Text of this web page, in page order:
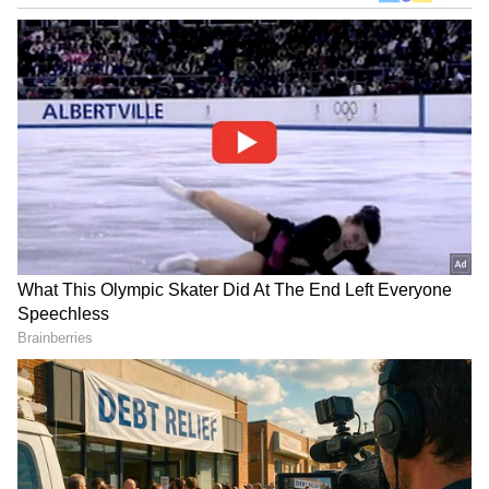
2017-18ರ ಸಾಲಿನಲ್ಲಿ ಪ್ರಧಾನಿ ನರೇಂದ್ರ ಮೋದಿ ಸಂಭಾವನೆ
DOWNLOAD APP
RECOMMENDED STORIES